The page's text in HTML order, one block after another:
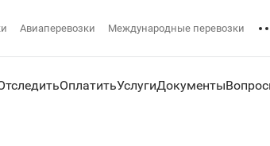
Авиаперевозки Международные перевозки
ОплатитьУслугиДокументы